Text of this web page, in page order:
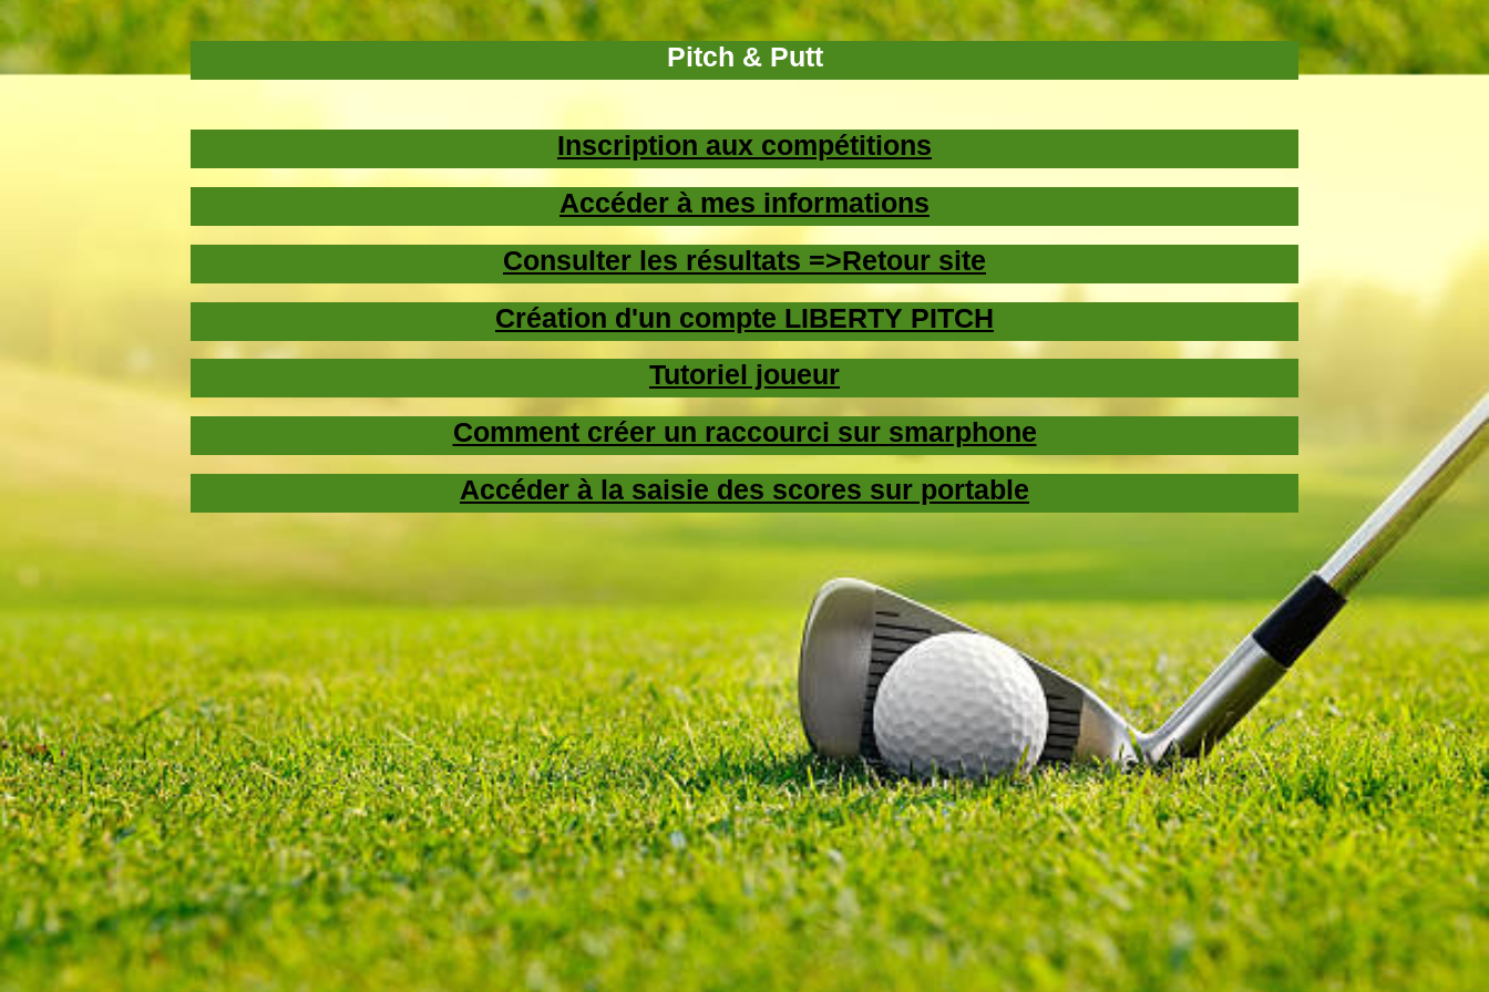
Pitch & Putt
Inscription aux compétitions
Accéder à mes informations
Consulter les résultats =>Retour site
Création d'un compte LIBERTY PITCH
Tutoriel joueur
Comment créer un raccourci sur smarphone
Accéder à la saisie des scores sur portable